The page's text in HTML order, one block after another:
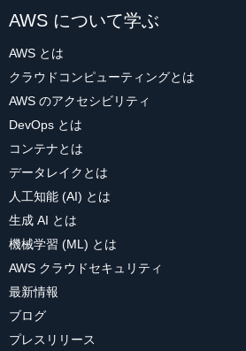
AWS について学ぶ
AWS とは
クラウドコンピューティングとは
AWS のアクセシビリティ
DevOps とは
コンテナとは
データレイクとは
人工知能 (AI) とは
生成 AI とは
機械学習 (ML) とは
AWS クラウドセキュリティ
最新情報
ブログ
プレスリリース